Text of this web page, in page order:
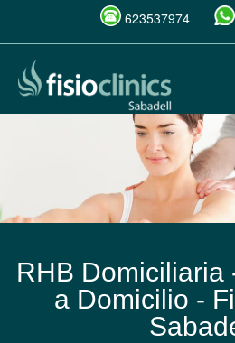
Pasar
contenido
623537974
RHB Domiciliaria
a Domicilio -